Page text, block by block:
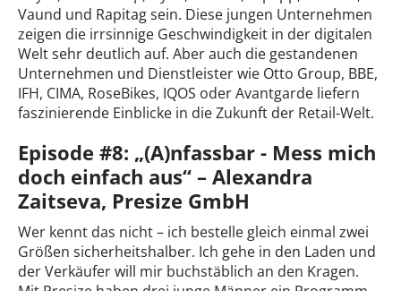
Vaund und Rapitag sein. Diese jungen Unternehmen
zeigen die irrsinnige Geschwindigkeit in der digitalen
Welt sehr deutlich auf. Aber auch die gestandenen
Unternehmen und Dienstleister wie Otto Group, BBE,
IFH, CIMA, RoseBikes, IQOS oder Avantgarde liefern
faszinierende Einblicke in die Zukunft der Retail-Welt.
Episode #8: „(A)nfassbar - Mess mich
doch einfach aus“ – Alexandra
Zaitseva, Presize GmbH
Wer kennt das nicht – ich bestelle gleich einmal zwei
Größen sicherheitshalber. Ich gehe in den Laden und
der Verkäufer will mir buchstäblich an den Kragen.